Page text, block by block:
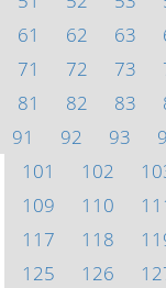
61
62 63
71
72 73
81
82 83
91
92 93
101
102
109
110
117
118
125
126